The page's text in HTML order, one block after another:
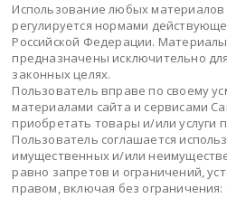
Использование любых материалов
регулируется нормами
Российской Федерации.
предназначены исключительно
законных целях.
Пользователь вправе по своему
материалами сайта и сервисами
приобретать товары и/или услуги
Пользователь соглашается
имущественных и/или
равно запретов и ограничений,
правом, включая без